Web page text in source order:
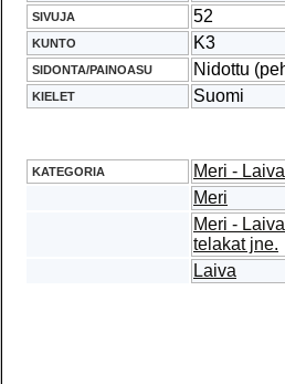
SIVUJA 52
KUNTO K3
SIDONTA/PAINOASU Nidottu
KIELET Suomi
KATEGORIA
Meri -
Meri
Meri -
telakat jne.
Laiva